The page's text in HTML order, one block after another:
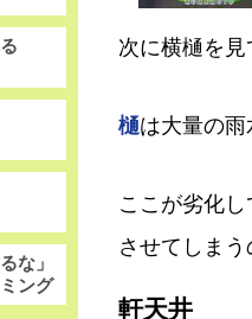
次に横樋を
樋は大量の雨
ここが劣化
させてしま
軒天井
な」
ング